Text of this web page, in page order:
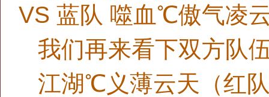
VS 蓝队 噬血℃傲气凌
我们再来看下双方队
江湖℃义薄云天（红